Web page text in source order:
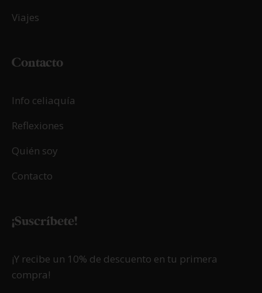
Viajes
Contacto
Info celiaquía
Reflexiones
Quién soy
Contacto
¡Suscríbete!
¡Y recibe un 10% de descuento en tu primera
compra!